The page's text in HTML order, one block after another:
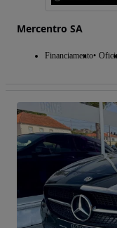
Mercentro SA
Financiamento